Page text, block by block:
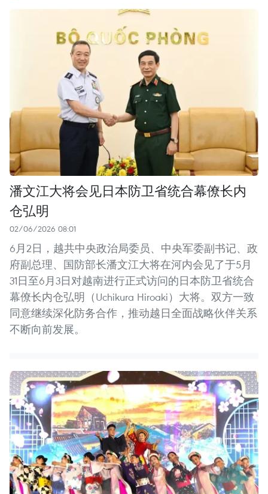
潘文江大将会见日本防卫省统合幕僚长内
仓弘明
02/06/2026 08:01
6月2日，越共中央政治局委员、中央军委副书记、政
府副总理、国防部长潘文江大将在河内会见了于5月
31日至6月3日对越南进行正式访问的日本防卫省统合
幕僚长内仓弘明（Uchikura Hiroaki）大将。双方一致
同意继续深化防务合作，推动越日全面战略伙伴关系
不断向前发展。